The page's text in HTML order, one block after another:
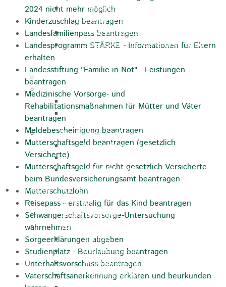
Verbandsversammlung Zweckverband
"Gewerbeverband Rosenstein"
Verwaltungsausschuss
Zweckverband "Gewerbeverband
Jugendparlament
Wahlen
Wahlen Aktuell
Nachhaltige Stadtentwicklung
Heubach gestalten
Zukunfts Team
Freizeit / Tourismus
Gastgeber
Veranstaltungen
Museen & Sammlungen
Schloss
Miedermuseum
Heimatmuseum
Polizeimuseum
2024 nicht mehr möglich
Kinderzuschlag beantragen
Landesfamilienpass beantragen
Landesprogramm STÄRKE - Informationen für Eltern
erhalten
Landesstiftung "Familie in Not" - Leistungen
beantragen
Medizinische Vorsorge- und
Rehabilitationsmaßnahmen für Mütter und Väter
beantragen
Meldebescheinigung beantragen
Mutterschaftsgeld beantragen (gesetzlich
Versicherte)
Mutterschaftsgeld für nicht gesetzlich Versicherte
beim Bundesversicherungsamt beantragen
Mutterschutzlohn
Reisepass - erstmalig für das Kind beantragen
Schwangerschaftsvorsorge-Untersuchung
wahrnehmen
Sorgeerklärungen abgeben
Studienplatz - Beurlaubung beantragen
Unterhaltsvorschuss beantragen
Vaterschaftsanerkennung erklären und beurkunden